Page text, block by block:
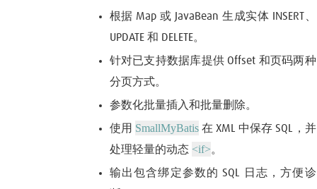
根据 Map 或 JavaBean 生成实体 INSERT、
UPDATE 和 DELETE。
针对已支持数据库提供 Offset 和页码两种
分页方式。
参数化批量插入和批量删除。
使用 SmallMyBatis在 XML 中保存 SQL，并
处理轻量的动态 <if>。
输出包含绑定参数的 SQL 日志，方便诊